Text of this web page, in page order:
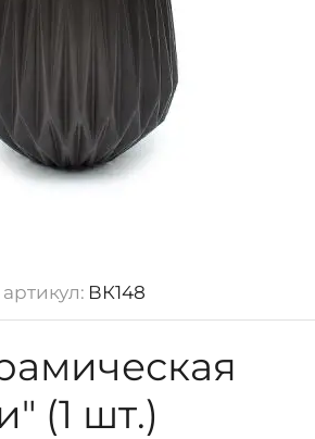
артикул: ВК148
(1 шт.)